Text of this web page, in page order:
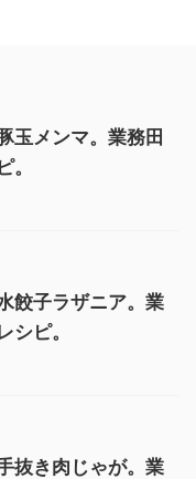
玉メンマ。業務田
。
餃子ラザニア。業
シピ。
抜き肉じゃが。業